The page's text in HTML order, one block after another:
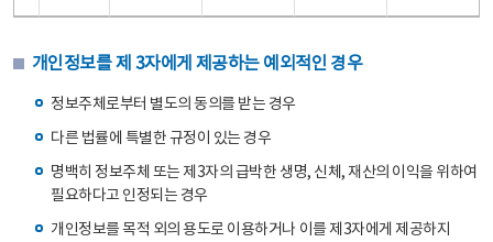
개인정보를 제 3자에게 제공하는 예외적인 경우
정보주체로부터 별도의 동의를 받는 경우
다른 법률에 특별한 규정이 있는 경우
명백히 정보주체 또는 제3자의 급박한 생명, 신체, 재산의 이익을 위하여
필요하다고 인정되는 경우
개인정보를 목적 외의 용도로 이용하거나 이를 제3자에게 제공하지